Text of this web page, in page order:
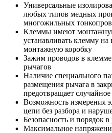
Универсальные
любых типов медных
многожильных
Клеммы имеют
устанавливать клемму
монтажную коробку
Зажим проводов в
рычагов
Наличие специального
размещения рычага в
предотвращает
Возможность измерения
цепи без разбора и
Безопасность и порядок
Максимальное